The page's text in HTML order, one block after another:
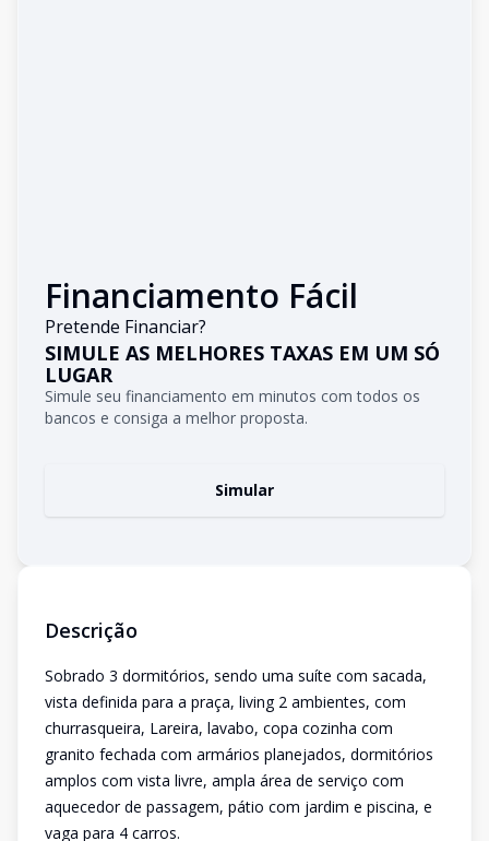
Financiamento Fácil
Pretende Financiar?
SIMULE AS MELHORES TAXAS EM UM SÓ
LUGAR
Simule seu financiamento em minutos com todos os
bancos e consiga a melhor proposta.
Simular
Descrição
Sobrado 3 dormitórios, sendo uma suíte com sacada,
vista definida para a praça, living 2 ambientes, com
churrasqueira, Lareira, lavabo, copa cozinha com
granito fechada com armários planejados, dormitórios
amplos com vista livre, ampla área de serviço com
aquecedor de passagem, pátio com jardim e piscina, e
vaga para 4 carros.